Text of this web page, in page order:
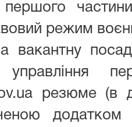
першого
режим
вакантну
управління
резюме (в
додатком